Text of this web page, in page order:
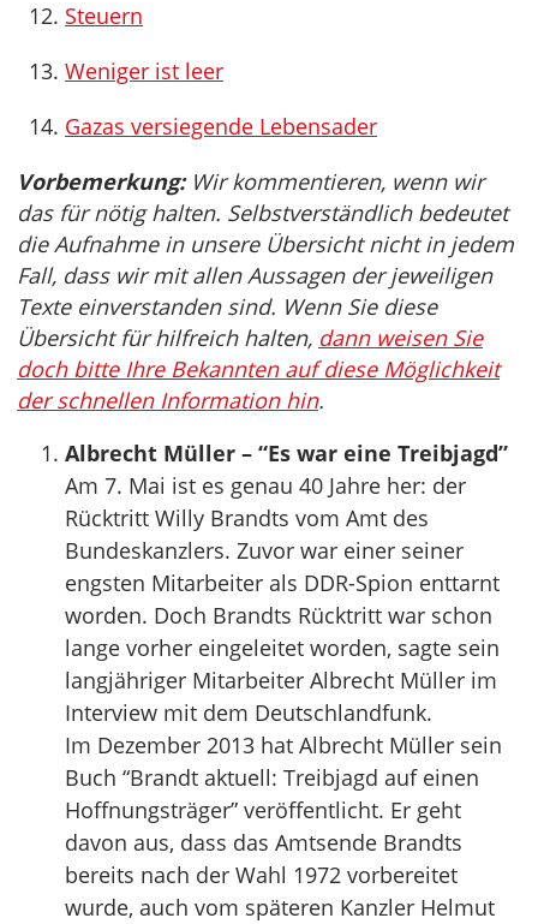
Steuern
Weniger ist leer
Gazas versiegende Lebensader
Vorbemerkung:Wir kommentieren, wenn wir
das für nötig halten. Selbstverständlich bedeutet
die Aufnahme in unsere Übersicht nicht in jedem
Fall, dass wir mit allen Aussagen der jeweiligen
Texte einverstanden sind. Wenn Sie diese
Übersicht für hilfreich halten, dann weisen Sie
doch bitte Ihre Bekannten auf diese Möglichkeit
der schnellen Information hin.
Albrecht Müller – “Es war eine Treibjagd”
Am 7. Mai ist es genau 40 Jahre her: der
Rücktritt Willy Brandts vom Amt des
Bundeskanzlers. Zuvor war einer seiner
engsten Mitarbeiter als DDR-Spion enttarnt
worden. Doch Brandts Rücktritt war schon
lange vorher eingeleitet worden, sagte sein
langjähriger Mitarbeiter Albrecht Müller im
Interview mit dem Deutschlandfunk.
Im Dezember 2013 hat Albrecht Müller sein
Buch “Brandt aktuell: Treibjagd auf einen
Hoffnungsträger” veröffentlicht. Er geht
davon aus, dass das Amtsende Brandts
bereits nach der Wahl 1972 vorbereitet
wurde, auch vom späteren Kanzler Helmut